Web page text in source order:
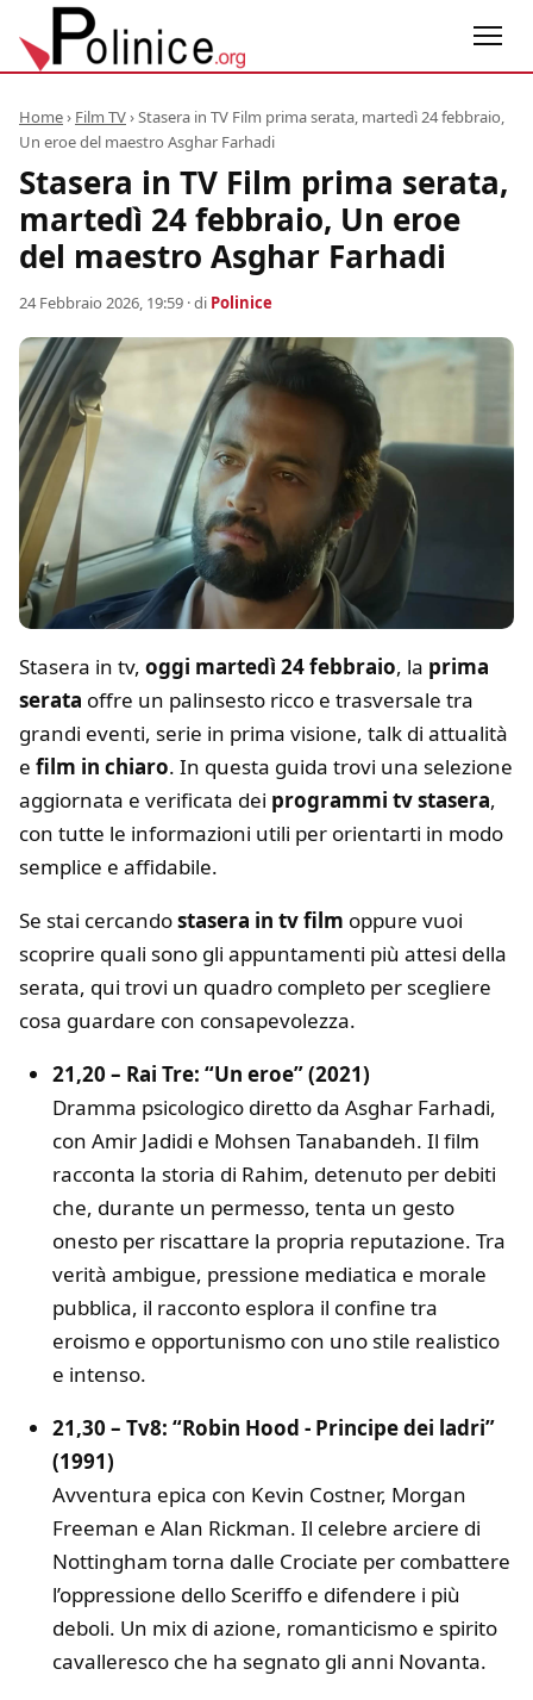
Home› Film TV›Stasera in TV Film prima serata, martedì 24 febbraio,
Un eroe del maestro Asghar Farhadi
Stasera in TV Film prima serata,
martedì 24 febbraio, Un eroe
del maestro Asghar Farhadi
24 Febbraio 2026, 19:59 · di Polinice
Stasera in tv, oggi martedì 24 febbraio, la prima
serata offre un palinsesto ricco e trasversale tra
grandi eventi, serie in prima visione, talk di attualità
e film in chiaro. In questa guida trovi una selezione
aggiornata e verificata dei programmi tv stasera,
con tutte le informazioni utili per orientarti in modo
semplice e affidabile.
Se stai cercandostasera in tv film oppure vuoi
scoprire quali sono gli appuntamenti più attesi della
serata, qui trovi un quadro completo per scegliere
cosa guardare con consapevolezza.
21,20 – Rai Tre: “Un eroe” (2021)
Dramma psicologico diretto da Asghar Farhadi,
con Amir Jadidi e Mohsen Tanabandeh. Il film
racconta la storia di Rahim, detenuto per debiti
che, durante un permesso, tenta un gesto
onesto per riscattare la propria reputazione. Tra
verità ambigue, pressione mediatica e morale
pubblica, il racconto esplora il confine tra
eroismo e opportunismo con uno stile realistico
e intenso.
21,30 – Tv8: “Robin Hood - Principe dei ladri”
(1991)
Avventura epica con Kevin Costner, Morgan
Freeman e Alan Rickman. Il celebre arciere di
Nottingham torna dalle Crociate per combattere
l’oppressione dello Sceriffo e difendere i più
deboli. Un mix di azione, romanticismo e spirito
cavalleresco che ha segnato gli anni Novanta.